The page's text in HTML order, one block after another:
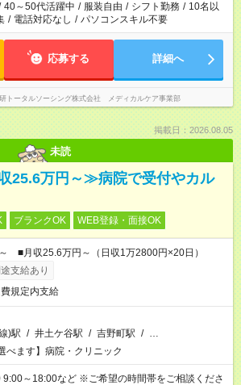
40～50代活躍中 / 服装自由 / シフト勤務 / 10名以
/ 電話対応なし / パソコンスキル不要
応募する 詳細へ
トータルソーシング株式会社 メディカルケア事業部
掲載日：2026.08.05
未読
25.6万円～≫病院で受付やカル
ブランクOK WEB登録・面接OK
■月収25.6万円～（日収1万2800円×20日）
支給あり
規定内支給
)駅 / 井土ケ谷駅 / 吉野町駅 / …
べます】病院・クリニック
9:00～18:00など ※ご希望の時間帯をご相談くださ